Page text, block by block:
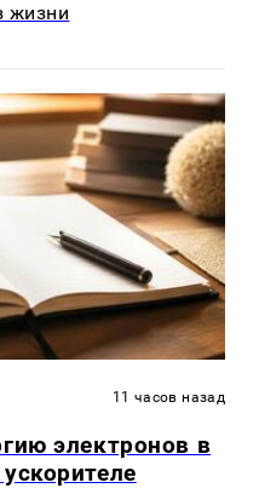
жизни
11 часов назад
электронов в